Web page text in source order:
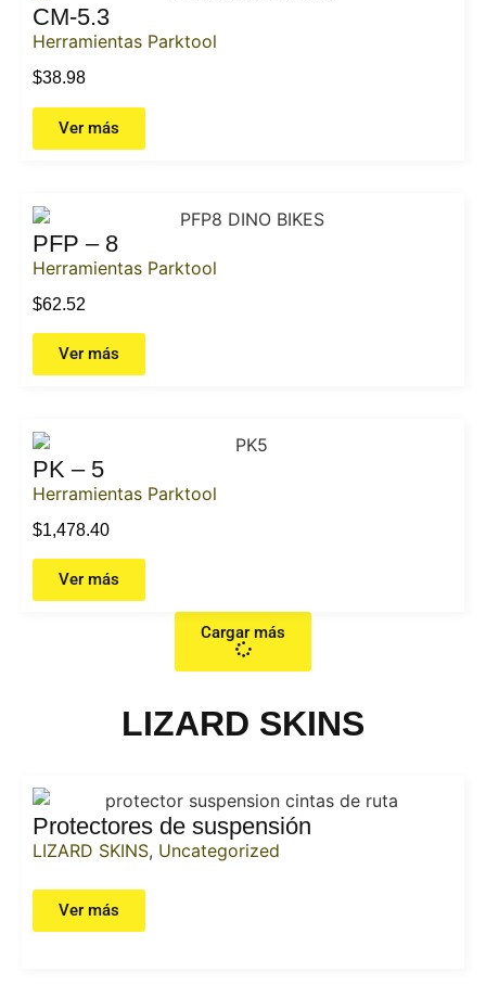
CM-5.3
Herramientas Parktool
$38.98
Ver más
PFP – 8
Herramientas Parktool
$62.52
Ver más
PK – 5
Herramientas Parktool
$1,478.40
Ver más
Cargar más
LIZARD SKINS
Protectores de suspensión
LIZARD SKINS, Uncategorized
Ver más